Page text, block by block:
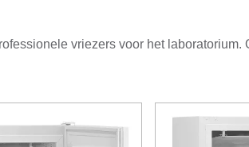
vriezers voor het laboratorium.